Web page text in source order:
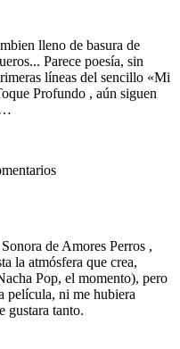
lleno de basura de
Parece poesía, sin
líneas del sencillo «Mi
Profundo , aún siguen
de Amores Perros ,
la atmósfera que crea,
Pop, el momento), pero
película, ni me hubiera
gustara tanto.